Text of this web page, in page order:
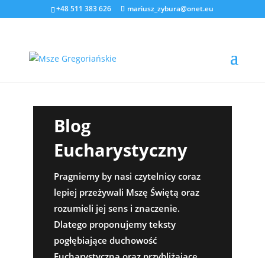
+48 511 383 626 mariusz_zybura@onet.eu
Blog
Eucharystyczny
Pragniemy by nasi czytelnicy coraz
lepiej przeżywali Mszę Świętą oraz
rozumieli jej sens i znaczenie.
Dlatego proponujemy teksty
pogłębiające duchowość